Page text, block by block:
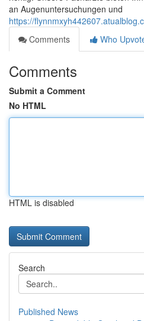
an Augenuntersuchungen und
https://
Comments
Who
Comments
Submit a Comment
No HTML
HTML is disabled
Search
Published News